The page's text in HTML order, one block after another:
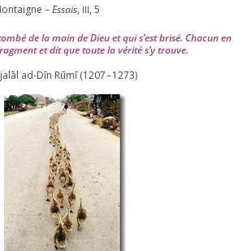
–Essais, III, 5
de la main de Dieu et qui s’est bri­sé. Chacun en
et dit que toute la véri­té s’y trouve.
ad-Dīn Rūmī (1207–1273)